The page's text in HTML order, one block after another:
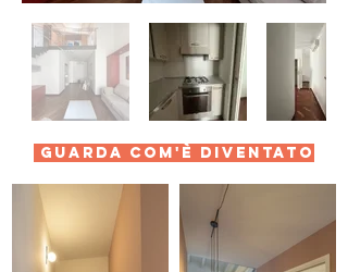
guarda com'è diventato